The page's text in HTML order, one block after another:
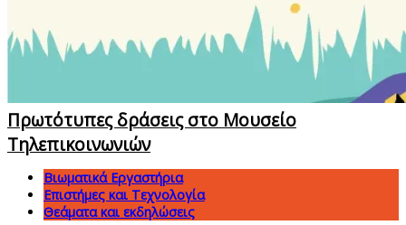
Πρωτότυπες δράσεις στο Μουσείο
Τηλεπικοινωνιών
Βιωματικά Εργαστήρια
Επιστήμες και Τεχνολογία
Θεάματα και εκδηλώσεις